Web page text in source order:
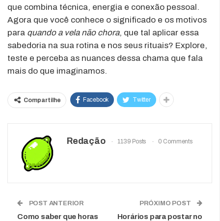
que combina técnica, energia e conexão pessoal.
Agora que você conhece o significado e os motivos
para quando a vela não chora, que tal aplicar essa
sabedoria na sua rotina e nos seus rituais? Explore,
teste e perceba as nuances dessa chama que fala
mais do que imaginamos.
Compartilhe Facebook Twitter
Redação 1139 Posts 0 Comments
POST ANTERIOR
Como saber que horas
PRÓXIMO POST
Horários para postar no